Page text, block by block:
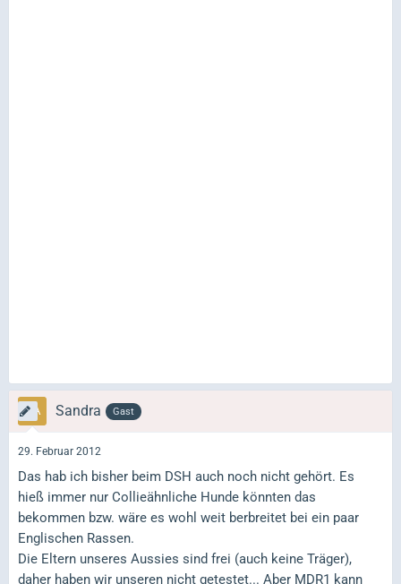
Sandra Gast
29. Februar 2012
Das hab ich bisher beim DSH auch noch nicht gehört. Es
hieß immer nur Collieähnliche Hunde könnten das
bekommen bzw. wäre es wohl weit berbreitet bei ein paar
Englischen Rassen.
Die Eltern unseres Aussies sind frei (auch keine Träger),
daher haben wir unseren nicht getestet... Aber MDR1 kann